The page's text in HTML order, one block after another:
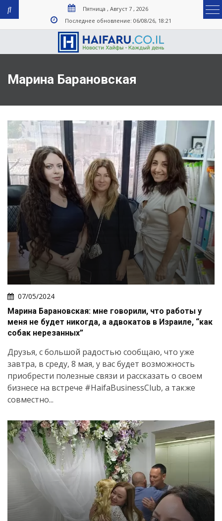
Пятница , Август 7 , 2026
Последнее обновление: 06/08/26, 18:21
Марина Барановская
07/05/2024
Марина Барановская: мне говорили, что работы у
меня не будет никогда, а адвокатов в Израиле, “как
собак нерезанных”
Друзья, с большой радостью сообщаю, что уже
завтра, в среду, 8 мая, у вас будет возможность
приобрести полезные связи и рассказать о своем
бизнесе на встрече #HaifaBusinessClub, а также
совместно...